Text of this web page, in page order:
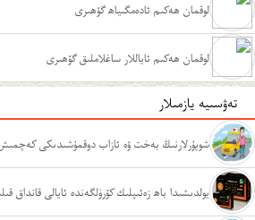
لوقمان ھەكىم ئادەمگىياھ گۆھىرى
لوقمان ھەكىم ئاياللار ساغلاملىق گۆھىرى
تەۋسىيە يازمىلار
شوپۇرلارنىڭ بەخت ۋە ئازاب دوقمۇشىدىكى كەچمىش
يولدىشىدا باھ زەئىپلىك كۆرۈلگەندە ئايالى قانداق